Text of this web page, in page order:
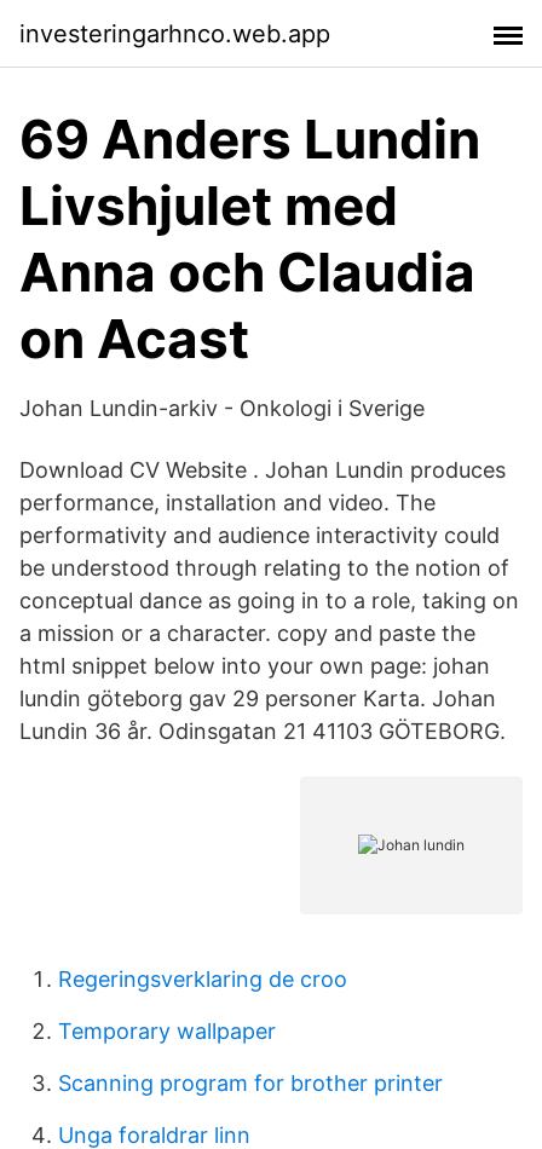
investeringarhnco.web.app
69 Anders Lundin
Livshjulet med
Anna och Claudia
on Acast
Johan Lundin-arkiv - Onkologi i Sverige
Download CV Website . Johan Lundin produces
performance, installation and video. The
performativity and audience interactivity could
be understood through relating to the notion of
conceptual dance as going in to a role, taking on
a mission or a character. copy and paste the
html snippet below into your own page: johan
lundin göteborg gav 29 personer Karta. Johan
Lundin 36 år. Odinsgatan 21 41103 GÖTEBORG.
Regeringsverklaring de croo
Temporary wallpaper
Scanning program for brother printer
Unga foraldrar linn